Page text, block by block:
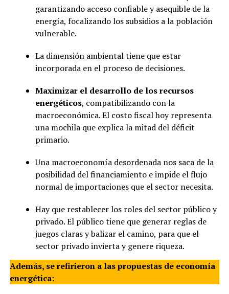
garantizando acceso confiable y asequible de la
energía, focalizando los subsidios a la población
vulnerable.
La dimensión ambiental tiene que estar
incorporada en el proceso de decisiones.
Maximizar el desarrollo de los recursos
energéticos, compatibilizando con la
macroeconómica. El costo fiscal hoy representa
una mochila que explica la mitad del déficit
primario.
Una macroeconomía desordenada nos saca de la
posibilidad del financiamiento e impide el flujo
normal de importaciones que el sector necesita.
Hay que restablecer los roles del sector público y
privado. El público tiene que generar reglas de
juegos claras y balizar el camino, para que el
sector privado invierta y genere riqueza.
Además, se refirieron a las propuestas de economía
energética: